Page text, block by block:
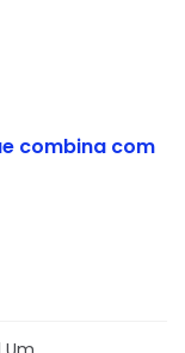
combina com